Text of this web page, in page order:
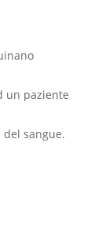
un paziente
sangue.